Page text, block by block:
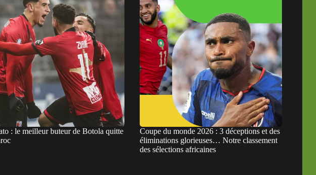
: le meilleur buteur de Botola quitte
Coupe du monde 2026 : 3 déceptions et des
éliminations glorieuses… Notre classement
des sélections africaines